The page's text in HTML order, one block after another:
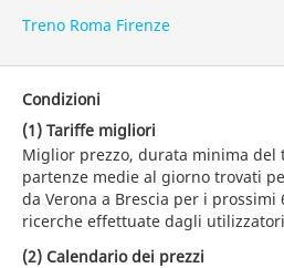
Treno Roma Firenze
Condizioni
(1) Tariffe migliori
Miglior prezzo, durata minima del
partenze medie al giorno trovati
da Verona a Brescia per i
ricerche effettuate dagli
(2) Calendario dei prezzi